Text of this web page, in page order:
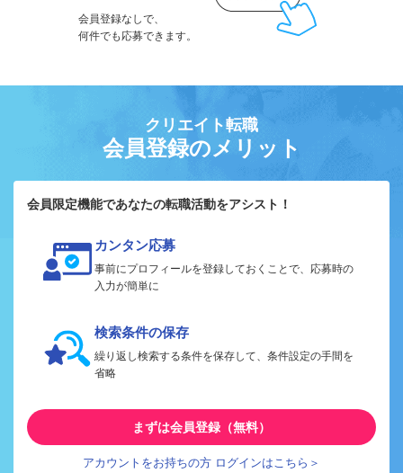
会員登録なしで、
何件でも応募できます。
クリエイト転職
会員登録のメリット
会員限定機能であなたの転職活動をアシスト！
カンタン応募
事前にプロフィールを登録しておくことで、応募時の
入力が簡単に
検索条件の保存
繰り返し検索する条件を保存して、条件設定の手間を
省略
まずは会員登録（無料）
アカウントをお持ちの方 ログインはこちら＞